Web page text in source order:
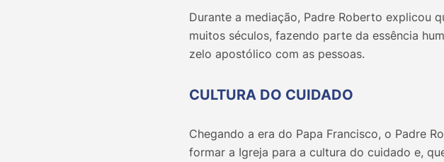
Durante a mediação, Padre Roberto explicou
muitos séculos, fazendo parte da essência
zelo apostólico com as pessoas.
CULTURA DO CUIDADO
Chegando a era do Papa Francisco, o Padre
formar a Igreja para a cultura do cuidado e,